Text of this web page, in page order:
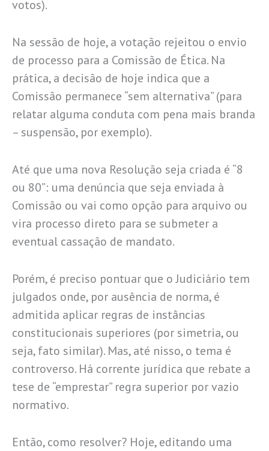
votos).
Na sessão de hoje, a votação rejeitou o envio
de processo para a Comissão de Ética. Na
prática, a decisão de hoje indica que a
Comissão permanece “sem alternativa” (para
relatar alguma conduta com pena mais branda
– suspensão, por exemplo).
Até que uma nova Resolução seja criada é “8
ou 80”: uma denúncia que seja enviada à
Comissão ou vai como opção para arquivo ou
vira processo direto para se submeter a
eventual cassação de mandato.
Porém, é preciso pontuar que o Judiciário tem
julgados onde, por ausência de norma, é
admitida aplicar regras de instâncias
constitucionais superiores (por simetria, ou
seja, fato similar). Mas, até nisso, o tema é
controverso. Há corrente jurídica que rebate a
tese de “emprestar” regra superior por vazio
normativo.
Então, como resolver? Hoje, editando uma